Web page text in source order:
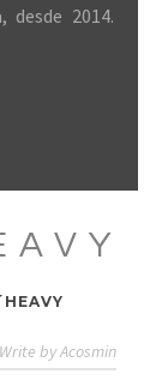
desde 2014.
byAcosmin